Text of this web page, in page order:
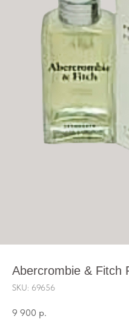
Abercrombie & Fitch
SKU: 69656
9 900 р.